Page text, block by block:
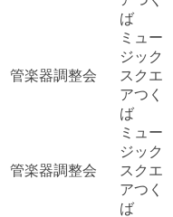
ば
管楽器調整会
ミュー
ジック
スクエ
アつく
ば
管楽器調整会
ミュー
ジック
スクエ
アつく
ば